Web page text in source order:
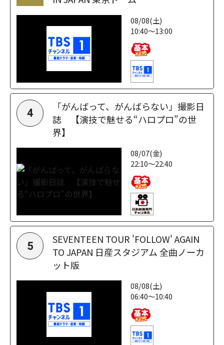
08/08(土)
10:40～13:00
4
「がんばって、がんばらない」撮影日
誌 【演技で魅せる“ハロプロ”の世
界】
08/07(金)
22:10～22:40
5
SEVENTEEN TOUR 'FOLLOW' AGAIN
TO JAPAN 日産スタジアム 全曲ノーカ
ット版
08/08(土)
06:40～10:40